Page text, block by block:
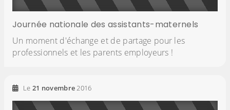
Journée nationale des assistants-maternels
Un moment d'échange et de partage pour les
professionnels et les parents employeurs !
Le 21 novembre2016